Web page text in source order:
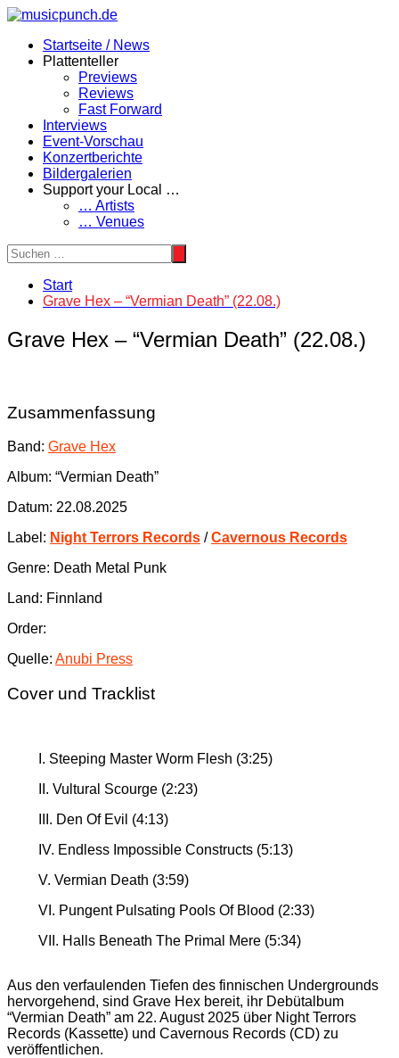
Zum
springenStartseite / News
Plattenteller
Previews
Reviews
Fast Forward
Interviews
Event-Vorschau
Konzertberichte
Bildergalerien
Support your Local …
… Artists
… Venues
Start
Grave Hex – “Vermian Death” (22.08.)
Grave Hex – “Vermian Death” (22.08.)
Zusammenfassung
Band: Grave Hex
Album: “Vermian Death”
Datum: 22.08.2025
Label: Night Terrors Records /Cavernous Records
Genre: Death Metal Punk
Land: Finnland
Order:
Quelle: Anubi Press
Cover und Tracklist
I. Steeping Master Worm Flesh (3:25)
II. Vultural Scourge (2:23)
III. Den Of Evil (4:13)
IV. Endless Impossible Constructs (5:13)
V. Vermian Death (3:59)
VI. Pungent Pulsating Pools Of Blood (2:33)
VII. Halls Beneath The Primal Mere (5:34)
Aus den verfaulenden Tiefen des finnischen Undergrounds
hervorgehend, sind Grave Hex bereit, ihr Debütalbum
“Vermian Death” am 22. August 2025 über Night Terrors
Records (Kassette) und Cavernous Records (CD) zu
veröffentlichen.